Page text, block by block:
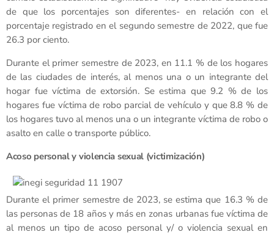
de que los porcentajes son diferentes- en relación con el
porcentaje registrado en el segundo semestre de 2022, que fue
26.3 por ciento.
Durante el primer semestre de 2023, en 11.1 % de los hogares
de las ciudades de interés, al menos una o un integrante del
hogar fue víctima de extorsión. Se estima que 9.2 % de los
hogares fue víctima de robo parcial de vehículo y que 8.8 % de
los hogares tuvo al menos una o un integrante víctima de robo o
asalto en calle o transporte público.
Acoso personal y violencia sexual (victimización)
Durante el primer semestre de 2023, se estima que 16.3 % de
las personas de 18 años y más en zonas urbanas fue víctima de
al menos un tipo de acoso personal y/ o violencia sexual en